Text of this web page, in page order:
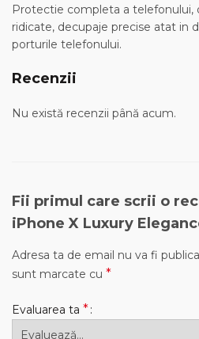
Protectie completa a telefonului,
ridicate, decupaje precise atat in
porturile telefonului.
Recenzii
Nu există recenzii până acum.
Fii primul care scrii o
iPhone X Luxury
Adresa ta de email nu va fi
sunt marcate cu *
Evaluarea ta *